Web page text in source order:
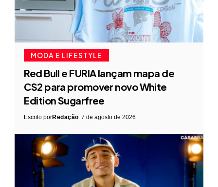
MODA E LIFESTYLE
Red Bull e FURIA lançam mapa de
CS2 para promover novo White
Edition Sugarfree
Escrito porRedação 7 de agosto de 2026